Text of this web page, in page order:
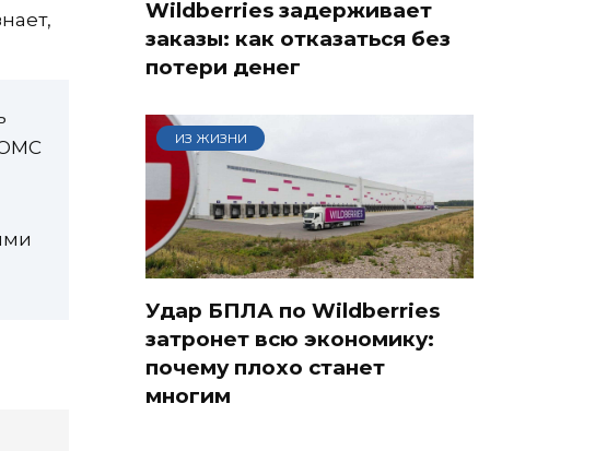
ОМС
Wildberries задерживает
заказы: как отказаться без
потери денег
ИЗ ЖИЗНИ
Удар БПЛА по Wildberries
затронет всю экономику:
почему плохо станет
многим